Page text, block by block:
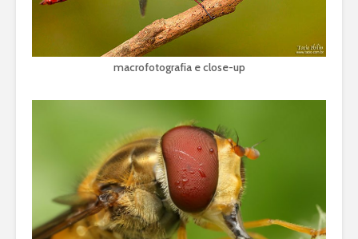
macrofotografia e close-up